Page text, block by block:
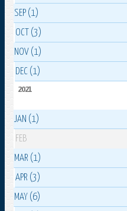
SEP (1)
OCT (3)
NOV (1)
DEC (1)
2021
JAN (1)
FEB
MAR (1)
APR (3)
MAY (6)